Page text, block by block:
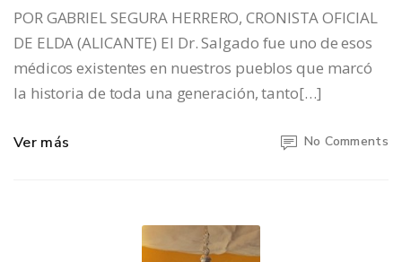
POR GABRIEL SEGURA HERRERO, CRONISTA OFICIAL
DE ELDA (ALICANTE) El Dr. Salgado fue uno de esos
médicos existentes en nuestros pueblos que marcó
la historia de toda una generación, tanto[…]
Ver más No Comments